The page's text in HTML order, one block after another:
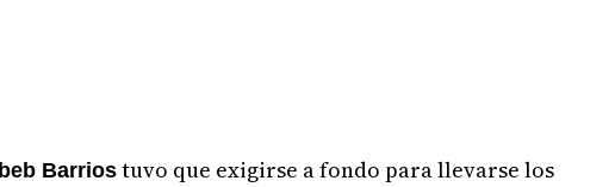
Barriostuvo que exigirse a fondo para llevarse los